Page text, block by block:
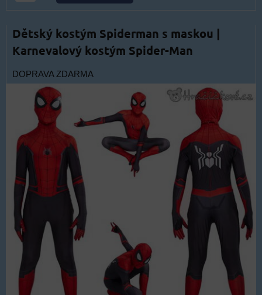
Dětský kostým Spiderman s maskou |
Karnevalový kostým Spider-Man
DOPRAVA ZDARMA